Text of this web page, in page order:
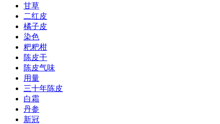
甘草
二红皮
橘子皮
染色
粑粑柑
陈皮干
陈皮气味
用量
三十年陈皮
白霜
丹参
新冠